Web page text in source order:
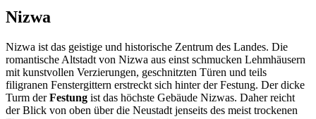
Nizwa
Nizwa ist das geistige und historische Zentrum des Landes. Die
romantische Altstadt von Nizwa aus einst schmucken Lehmhäusern
mit kunstvollen Verzierungen, geschnitzten Türen und teils
filigranen Fenstergittern erstreckt sich hinter der Festung. Der dicke
Turm derFestung ist das höchste Gebäude Nizwas. Daher reicht
der Blick von oben über die Neustadt jenseits des meist trockenen